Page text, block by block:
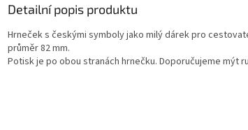
Detailní popis produktu
Hrneček s českými symboly jako milý dárek pro
průměr 82 mm.
Potisk je po obou stranách hrnečku. Doporučujeme mýt